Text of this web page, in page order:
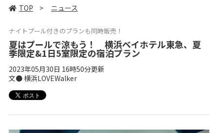
TOP > ニュース
ナイトプール付きのプランも同時販売！
夏はプールで涼もう！ 横浜ベイホテル東急、夏
季限定&1日5室限定の宿泊プラン
2023年05月30日 16時50分更新
文● 横浜LOVEWalker